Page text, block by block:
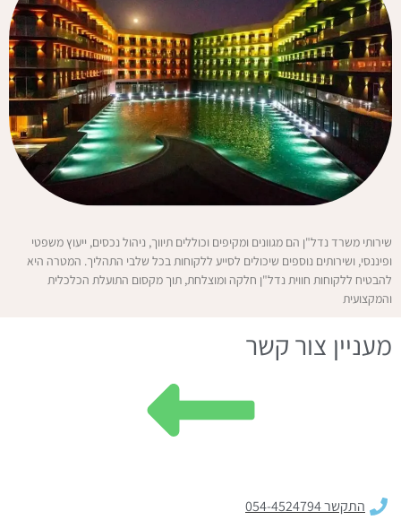
שירותי משרד נדל"ן הם מגוונים ומקיפים וכוללים תיווך, ניהול נכסים, ייעוץ משפטי
ופיננסי, ושירותים נוספים שיכולים לסייע ללקוחות בכל שלבי התהליך. המטרה היא
להבטיח ללקוחות חווית נדל"ן חלקה ומוצלחת, תוך מקסום התועלת הכלכלית
והמקצועית
מעניין צור קשר
התקשר 054-4524794